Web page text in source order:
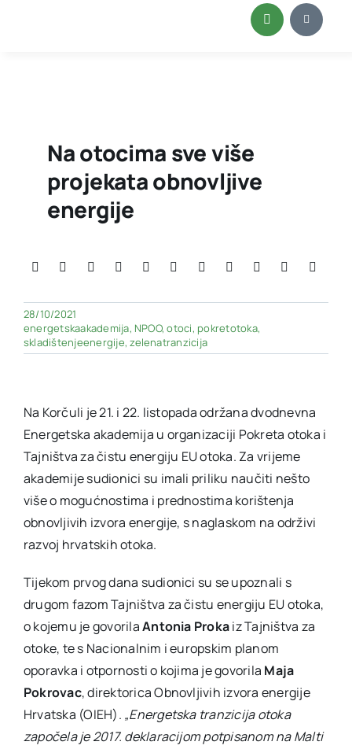
Na otocima sve više
projekata obnovljive
energije
28/10/2021
energetskaakademija, NPOO,otoci, pokretotoka,
skladištenjeenergije,zelenatranzicija
Na Korčuli je 21. i 22. listopada održana dvodnevna
Energetska akademija u organizaciji Pokreta otoka i
Tajništva za čistu energiju EU otoka. Za vrijeme
akademije sudionici su imali priliku naučiti nešto
više o mogućnostima i prednostima korištenja
obnovljivih izvora energije, s naglaskom na održivi
razvoj hrvatskih otoka.
Tijekom prvog dana sudionici su se upoznali s
drugom fazom Tajništva za čistu energiju EU otoka,
o kojemu je govorilaAntonia Prokaiz Tajništva za
otoke, te s Nacionalnim i europskim planom
oporavka i otpornosti o kojima je govorila Maja
Pokrovac, direktorica Obnovljivih izvora energije
Hrvatska (OIEH). „Energetska tranzicija otoka
započela je 2017. deklaracijom potpisanom na Malti